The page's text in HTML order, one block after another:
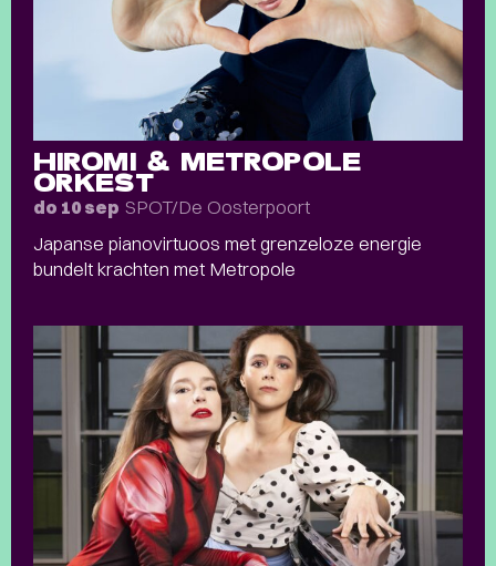
HIROMI & METROPOLE
ORKEST
do 10 sep SPOT/De Oosterpoort
Japanse pianovirtuoos met grenzeloze energie
bundelt krachten met Metropole